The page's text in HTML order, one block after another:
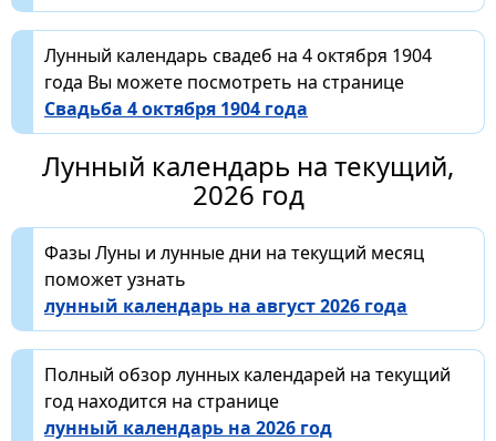
Лунный календарь свадеб на 4 октября 1904
года Вы можете посмотреть на странице
Свадьба 4 октября 1904 года
Лунный календарь на текущий,
2026 год
Фазы Луны и лунные дни на текущий месяц
поможет узнать
лунный календарь на август 2026 года
Полный обзор лунных календарей на текущий
год находится на странице
лунный календарь на 2026 год